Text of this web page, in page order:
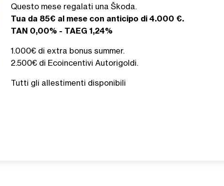
Questo mese regalati una Škoda.
Tua da 85€ al mese con anticipo di 4.000 €.
TAN 0,00% - TAEG 1,24%
1.000€ di extra bonus summer.
2.500€ di Ecoincentivi Autorigoldi.
Tutti gli allestimenti disponibili